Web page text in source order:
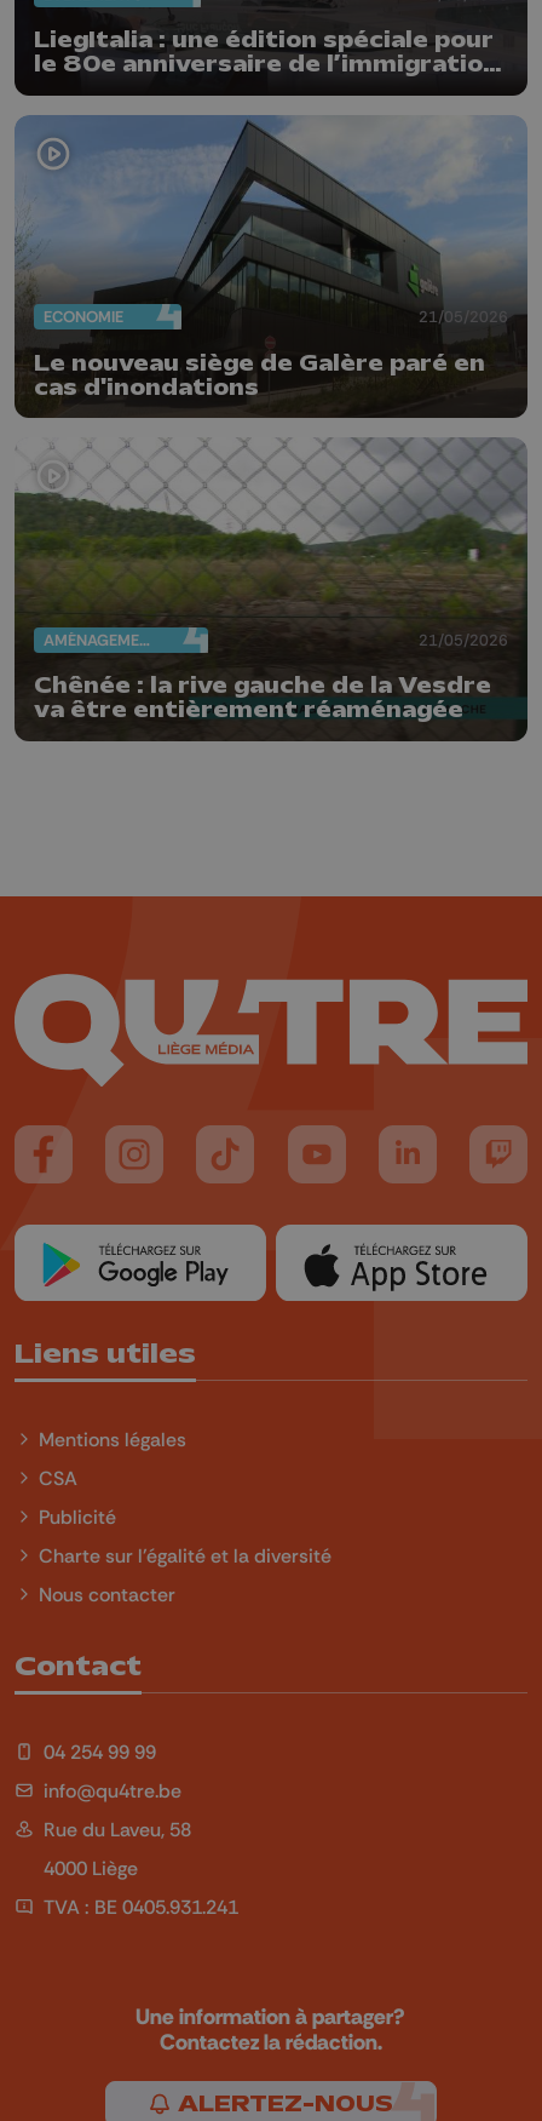
LiegItalia : une édition spéciale pour
le 80e anniversaire de l’immigration
ECONOMIE 21/05/2026
Le nouveau siège de Galère paré en
cas d'inondations
AMÉNAGEMENT DU TERRITOIRE 21/05/2026
Chênée : la rive gauche de la Vesdre
va être entièrement réaménagée
Suivez-nous sur FaceBook
Suivez-nous sur Instagram
Suivez-nous sur TikTok
Suivez-nous sur YouTube
Suivez-nous
Liens utiles
Mentions légales
CSA
Publicité
Charte sur l'égalité et la diversité
Nous contacter
Contact
04 254 99 99
info@qu4tre.be
Rue du Laveu, 58
4000 Liège
TVA : BE 0405.931.241
Une information à partager?
Contactez la rédaction.
ALERTEZ-NOUS